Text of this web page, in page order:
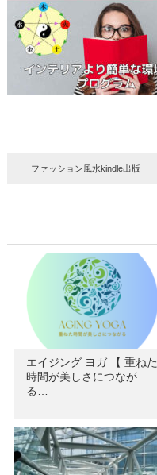
ファッション風水kindle出版
エイジング ヨガ 【 重ねた
時間が美しさにつなが
る…